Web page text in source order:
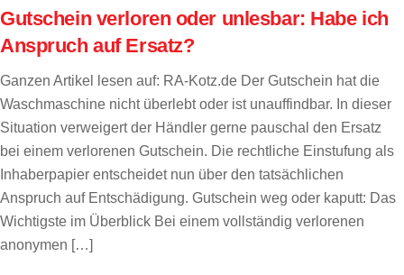
Gutschein verloren oder unlesbar: Habe ich
Anspruch auf Ersatz?
Ganzen Artikel lesen auf: RA-Kotz.de Der Gutschein hat die
Waschmaschine nicht überlebt oder ist unauffindbar. In dieser
Situation verweigert der Händler gerne pauschal den Ersatz
bei einem verlorenen Gutschein. Die rechtliche Einstufung als
Inhaberpapier entscheidet nun über den tatsächlichen
Anspruch auf Entschädigung. Gutschein weg oder kaputt: Das
Wichtigste im Überblick Bei einem vollständig verlorenen
anonymen […]